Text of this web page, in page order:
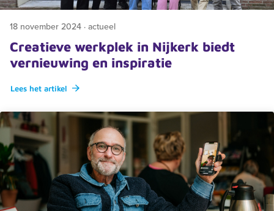
18 november 2024 · actueel
Creatieve werkplek in Nijkerk biedt
vernieuwing en inspiratie
Lees het artikel